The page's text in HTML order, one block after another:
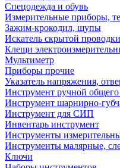
Спецодежда и обувь
Измерительные приборы,
Зажим-крокодил, щупы
Искатель скрытой проводки
Клещи
Мультиметр
Приборы прочие
Указатель напряжения,
Инструмент ручной общего
Инструмент шарнирно-
Инструмент для СИП
Инвентарь инструмент
Инструменты
Инструменты малярные,
Ключи